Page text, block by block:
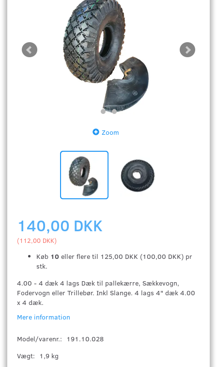
Zoom
140,00 DKK
(112,00 DKK)
Køb 10 eller flere til 125,00 DKK (100,00 DKK) pr
stk.
4.00 - 4 dæk 4 lags Dæk til pallekærre, Sækkevogn,
Fodervogn eller Trillebør. Inkl Slange. 4 lags 4" dæk 4.00
x 4 dæk.
Mere information
Model/varenr.:
191.10.028
Vægt:
1,9 kg